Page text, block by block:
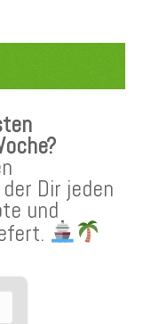
Dir jeden
und